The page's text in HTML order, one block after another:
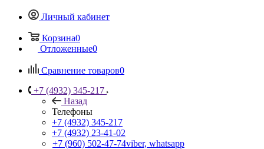
Личный кабинет
Корзина0
Отложенные0
Сравнение товаров0
+7 (4932) 345-217
Назад
Телефоны
+7 (4932) 345-217
+7 (4932) 23-41-02
+7 (960) 502-47-74viber, whatsapp